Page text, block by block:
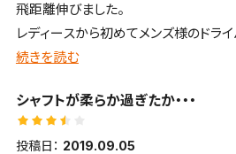
飛距離伸びました。
レディースから初めてメンズ様のドラ
シオだからなのか全然楽に打てます。
ありがとうございました❤️
続きを読む
シャフトが柔らか過ぎたか・・・
投稿日： 2019.09.05